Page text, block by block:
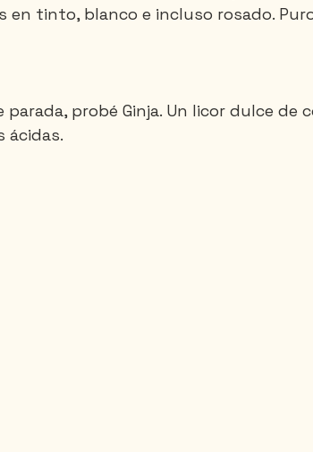
en tinto, blanco e incluso rosado.
probé Ginja. Un licor dulce de
ácidas.